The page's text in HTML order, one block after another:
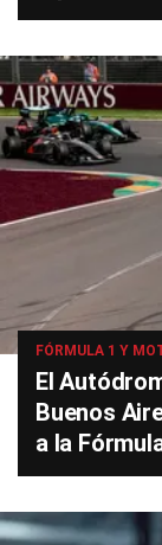
FÓRMULA 1 Y
El
Buenos
a la